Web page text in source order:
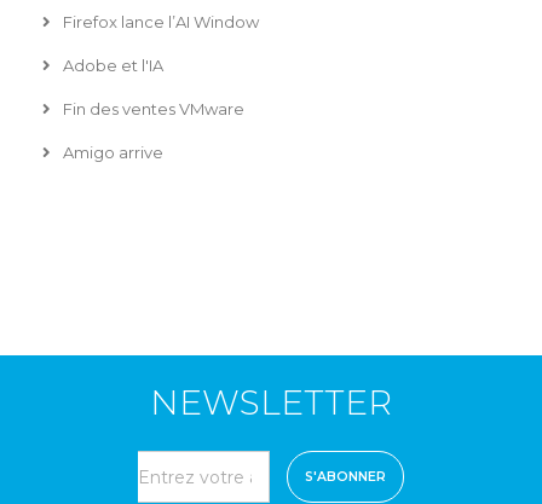
Firefox lance l’AI Window
Adobe et l'IA
Fin des ventes VMware
Amigo arrive
NEWSLETTER
S'ABONNER